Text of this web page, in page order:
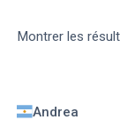
Montrer les
Andrea